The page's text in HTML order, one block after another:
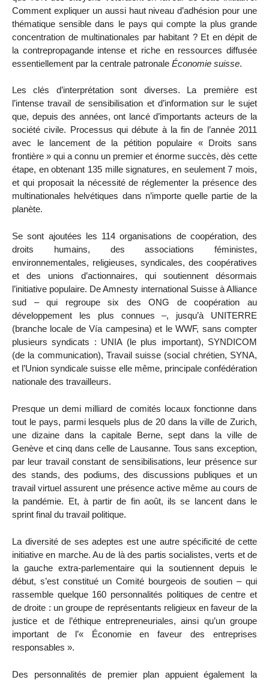
Comment expliquer un aussi haut niveau d’adhésion pour une
thématique sensible dans le pays qui compte la plus grande
concentration de multinationales par habitant ? Et en dépit de
la contrepropagande intense et riche en ressources diffusée
essentiellement par la centrale patronale Économie suisse.
Les clés d’interprétation sont diverses. La première est
l’intense travail de sensibilisation et d’information sur le sujet
que, depuis des années, ont lancé d’importants acteurs de la
société civile. Processus qui débute à la fin de l’année 2011
avec le lancement de la pétition populaire « Droits sans
frontière » qui a connu un premier et énorme succès, dès cette
étape, en obtenant 135 mille signatures, en seulement 7 mois,
et qui proposait la nécessité de réglementer la présence des
multinationales helvétiques dans n’importe quelle partie de la
planète.
Se sont ajoutées les 114 organisations de coopération, des
droits humains, des associations féministes,
environnementales, religieuses, syndicales, des coopératives
et des unions d’actionnaires, qui soutiennent désormais
l’initiative populaire. De Amnesty international Suisse à Alliance
sud – qui regroupe six des ONG de coopération au
développement les plus connues –, jusqu’à UNITERRE
(branche locale de Vía campesina) et le WWF, sans compter
plusieurs syndicats : UNIA (le plus important), SYNDICOM
(de la communication), Travail suisse (social chrétien, SYNA,
et l’Union syndicale suisse elle même, principale confédération
nationale des travailleurs.
Presque un demi milliard de comités locaux fonctionne dans
tout le pays, parmi lesquels plus de 20 dans la ville de Zurich,
une dizaine dans la capitale Berne, sept dans la ville de
Genève et cinq dans celle de Lausanne. Tous sans exception,
par leur travail constant de sensibilisations, leur présence sur
des stands, des podiums, des discussions publiques et un
travail virtuel assurent une présence active même au cours de
la pandémie. Et, à partir de fin août, ils se lancent dans le
sprint final du travail politique.
La diversité de ses adeptes est une autre spécificité de cette
initiative en marche. Au de là des partis socialistes, verts et de
la gauche extra-parlementaire qui la soutiennent depuis le
début, s’est constitué un Comité bourgeois de soutien – qui
rassemble quelque 160 personnalités politiques de centre et
de droite : un groupe de représentants religieux en faveur de la
justice et de l’éthique entrepreneuriales, ainsi qu’un groupe
important de l’« Économie en faveur des entreprises
responsables ».
Des personnalités de premier plan appuient également la